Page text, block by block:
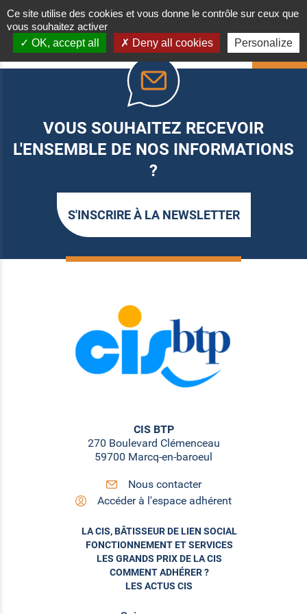
HAUT
VOUS SOUHAITEZ RECEVOIR
L'ENSEMBLE DE NOS INFORMATIONS
?
S'INSCRIRE À LA NEWSLETTER
CIS BTP
270 Boulevard Clémenceau
59700 Marcq-en-baroeul
Nous contacter
Accéder à l'espace adhérent
LA CIS, BÂTISSEUR DE LIEN SOCIAL
FONCTIONNEMENT ET SERVICES
LES GRANDS PRIX DE LA CIS
COMMENT ADHÉRER ?
LES ACTUS CIS
Ce site utilise des cookies et vous donne le contrôle sur ceux que
vous souhaitez activer
OK, accept all
Deny all cookies Personalize